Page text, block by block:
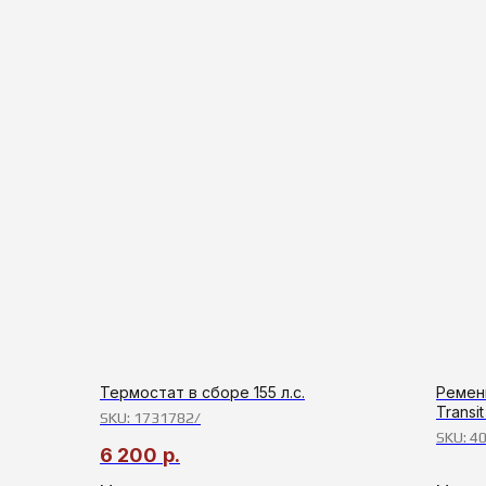
Термостат в сборе 155 л.с.
SKU: 1731782/
6 200 р.
SKU: